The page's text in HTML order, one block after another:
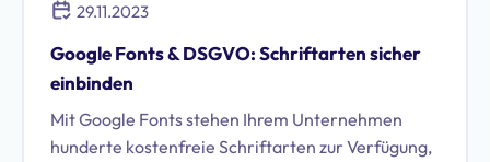
29.11.2023
Google Fonts & DSGVO: Schriftarten sicher
einbinden
Mit Google Fonts stehen Ihrem Unternehmen
hunderte kostenfreie Schriftarten zur Verfügung,